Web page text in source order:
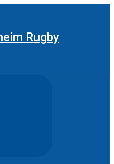
Rugby